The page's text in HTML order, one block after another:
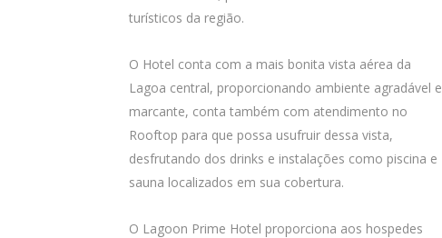
turísticos da região.
O Hotel conta com a mais bonita vista aérea da
Lagoa central, proporcionando ambiente agradável e
marcante, conta também com atendimento no
Rooftop para que possa usufruir dessa vista,
desfrutando dos drinks e instalações como piscina e
sauna localizados em sua cobertura.
O Lagoon Prime Hotel proporciona aos hospedes